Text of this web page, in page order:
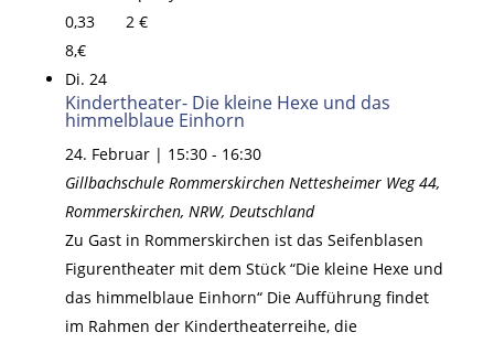
0,33 2 €
8,€
Di. 24
Kindertheater- Die kleine Hexe und das
himmelblaue Einhorn
24. Februar | 15:30- 16:30
Gillbachschule Rommerskirchen Nettesheimer Weg 44,
Rommerskirchen, NRW, Deutschland
Zu Gast in Rommerskirchen ist das Seifenblasen
Figurentheater mit dem Stück “Die kleine Hexe und
das himmelblaue Einhorn“ Die Aufführung findet
im Rahmen der Kindertheaterreihe, die